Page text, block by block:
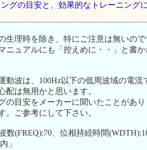
グの目安と、効果的なトレーニング
生理時を除き、特にご注意は無いの
ニュアルにも「控えめに・・」と書
動波は、100Hz以下の低周波域の電
配は無用かと思います。
の目安をメーカーに聞いたことがあり
。ご参考にして下さい。
(FREQ):70、位相持続時間
」